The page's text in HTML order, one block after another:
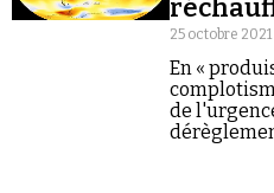
Revues
25 octobre 2021 |
En «
de